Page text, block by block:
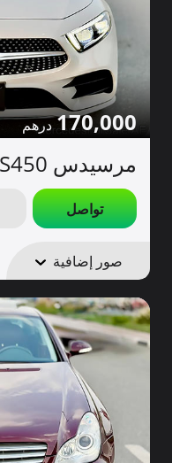
170,000
مرسيدس CLS450 للبيع
تواصل
صور إضافية